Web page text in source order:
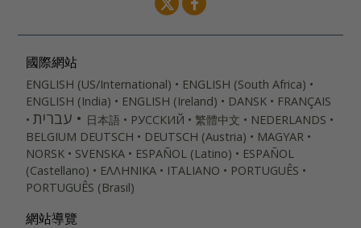
國際網站
ENGLISH (US/International)
ENGLISH (South Africa)
ENGLISH (India)
ENGLISH (Ireland) DANSK FRANÇAIS
עברית 日本語 РУССКИЙ 繁體中文
NEDERLANDS
BELGIUM DEUTSCH DEUTSCH (Austria)
MAGYAR
NORSK
SVENSKA ESPAÑOL (Latino)
ESPAÑOL
(Castellano)
ΕΛΛΗΝΙΚA ITALIANO
PORTUGUÊS
PORTUGUÊS (Brasil)‎
網站導覽